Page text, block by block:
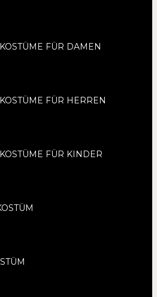
FÜR DAMEN
FÜR HERREN
FÜR KINDER